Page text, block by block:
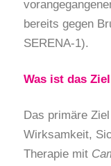
bereits gegen
SERENA-1).
Was ist das
Das primäre
Wirksamkeit,
Therapie mit